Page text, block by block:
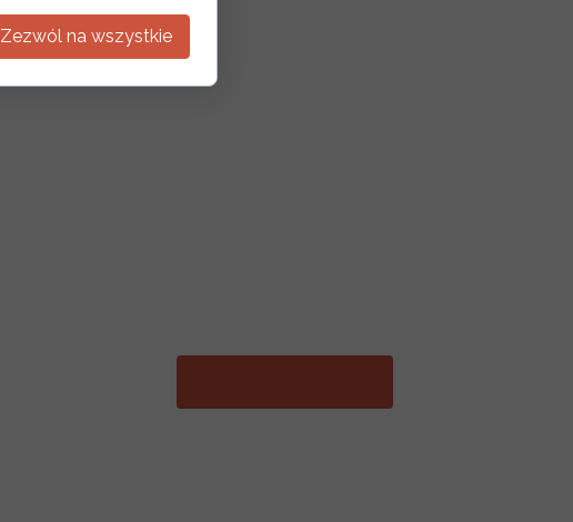
Zezwól na wszystkie